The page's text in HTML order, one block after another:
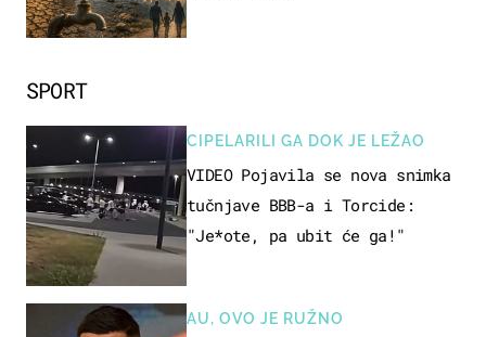
SPORT
CIPELARILI GA DOK JE LEŽAO
VIDEO Pojavila se nova snimka
tučnjave BBB-a i Torcide:
"Je*ote, pa ubit će ga!"
AU, OVO JE RUŽNO